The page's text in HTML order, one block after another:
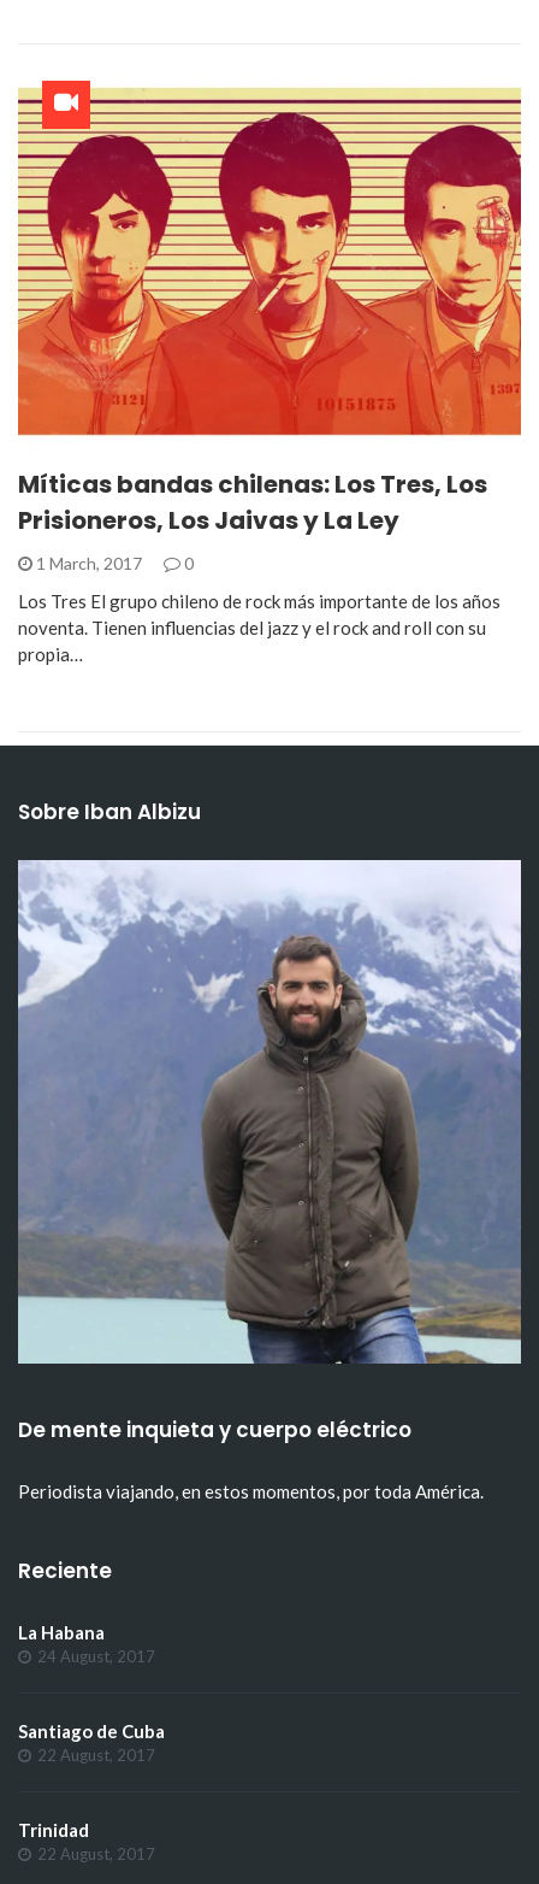
Míticas bandas chilenas: Los Tres, Los
Prisioneros, Los Jaivas y La Ley
1 March, 2017 0
Los Tres El grupo chileno de rock más importante de los años
noventa. Tienen influencias del jazz y el rock and roll con su
propia…
Sobre Iban Albizu
De mente inquieta y cuerpo eléctrico
Periodista viajando, en estos momentos, por toda América.
Reciente
La Habana
24 August, 2017
Santiago de Cuba
22 August, 2017
Trinidad
22 August, 2017